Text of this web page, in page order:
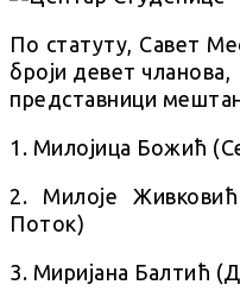
По статуту, Савет
броји девет
представници
1. Милојица Божић
2. Милоје
Поток)
3. Миријана Балтић